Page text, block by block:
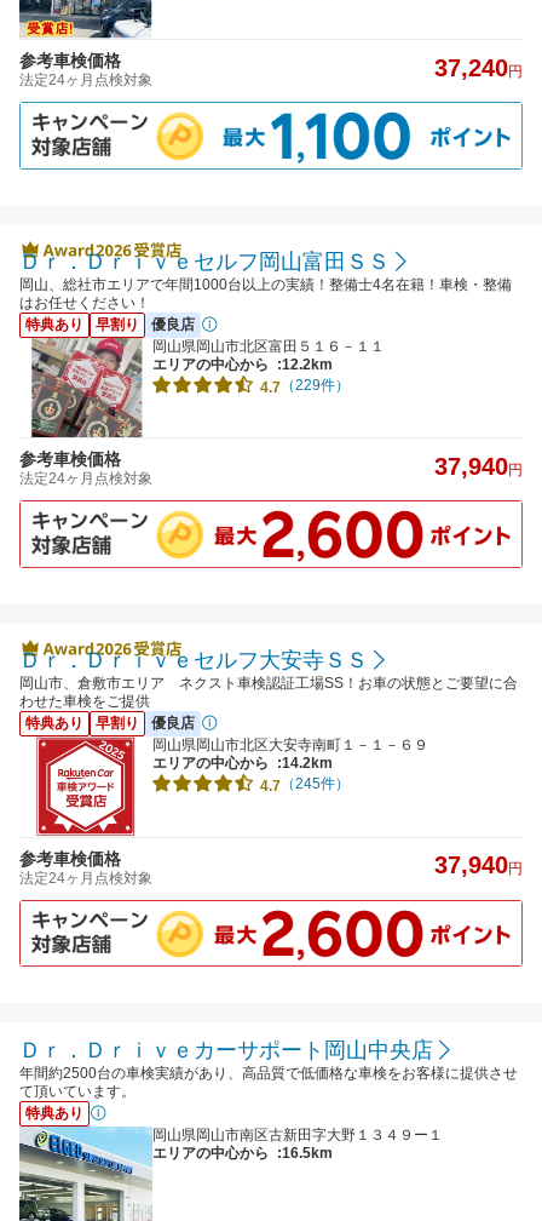
参考車検価格
法定24ヶ月点検対象 37,240円
Ｄｒ．Ｄｒｉｖｅセルフ岡山富田ＳＳ
岡山、総社市エリアで年間1000台以上の実績！整備士4名在籍！車検・整備
はお任せください！
特典あり
早割り
優良店
岡山県岡山市北区富田５１６－１１
エリアの中心から
:12.2km
4.7 （229件）
参考車検価格
法定24ヶ月点検対象 37,940円
Ｄｒ．Ｄｒｉｖｅセルフ大安寺ＳＳ
岡山市、倉敷市エリア ネクスト車検認証工場SS！お車の状態とご要望に合
わせた車検をご提供
特典あり
早割り
優良店
岡山県岡山市北区大安寺南町１－１－６９
エリアの中心から
:14.2km
4.7 （245件）
参考車検価格
法定24ヶ月点検対象 37,940円
Ｄｒ．Ｄｒｉｖｅカーサポート岡山中央店
年間約2500台の車検実績があり、高品質で低価格な車検をお客様に提供させ
て頂いています。
特典あり
岡山県岡山市南区古新田字大野１３４９ー１
エリアの中心から
:16.5km